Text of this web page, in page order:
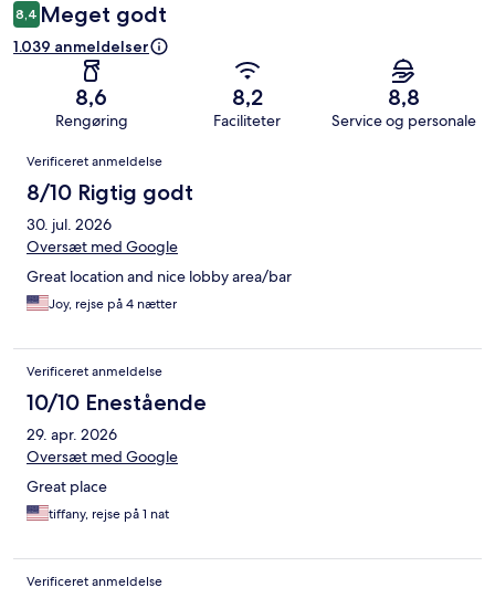
8,4 Meget godt
1.039 anmeldelser
8,6
Rengøring
8,2
Faciliteter
8,8
Service og personale
Anmeldelser
Verificeret anmeldelse
8/10 Rigtig godt
30. jul. 2026
Oversæt med Google
Great location and nice lobby area/bar
Joy, rejse på 4 nætter
Verificeret anmeldelse
10/10 Enestående
29. apr. 2026
Oversæt med Google
Great place
tiffany, rejse på 1 nat
Verificeret anmeldelse